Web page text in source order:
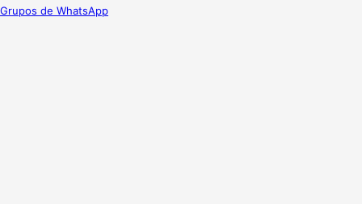
Grupos de WhatsApp